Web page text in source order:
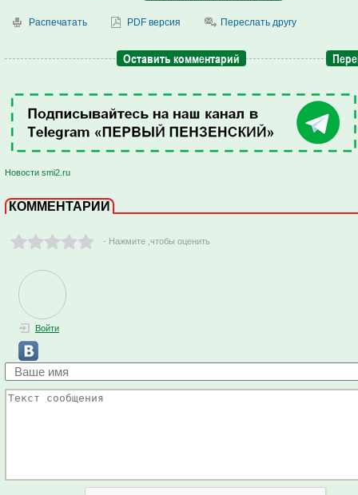
Распечатать PDF версия Переслать другу
Оставить комментарий
Новости smi2.ru
КОММЕНТАРИИ
- Нажмите ,чтобы оценить
Войти